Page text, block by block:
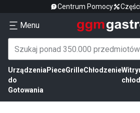
Centrum Pomocy
Menu
Urządzenia
do
Gotowania
PieceGrilleChłodzenie